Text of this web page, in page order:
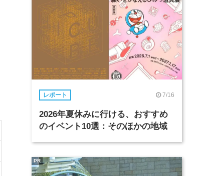
レポート 7/16
2026年夏休みに行ける、おすすめ
のイベント10選：そのほかの地域
PR